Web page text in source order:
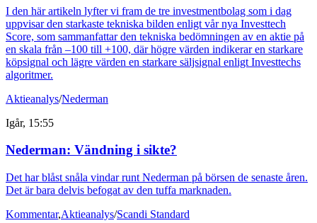
I den här artikeln lyfter vi fram de tre investmentbolag som i dag
uppvisar den starkaste tekniska bilden enligt vår nya Investtech
Score, som sammanfattar den tekniska bedömningen av en aktie på
en skala från –100 till +100, där högre värden indikerar en starkare
köpsignal och lägre värden en starkare säljsignal enligt Investtechs
algoritmer.
Aktieanalys/Nederman
Igår, 15:55
Nederman: Vändning i sikte?
Det har blåst snåla vindar runt Nederman på börsen de senaste åren.
Det är bara delvis befogat av den tuffa marknaden.
Kommentar,Aktieanalys/Scandi Standard